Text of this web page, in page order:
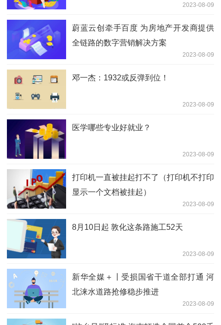
2023-08-09
蔚蓝云创牵手百度 为房地产开发商提供
全链路的数字营销解决方案
2023-08-09
邓一杰：1932或反弹到位！
2023-08-09
医学哪些专业好就业？
2023-08-09
打印机一直被挂起打不了（打印机不打印
显示一个文档被挂起）
2023-08-09
8月10日起 敦化这条路施工52天
2023-08-09
新华全媒＋丨受损国省干道全部打通 河
北涞水道路抢修稳步推进
2023-08-09